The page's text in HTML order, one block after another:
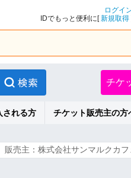
ログイ
IDでもっと便利に[新規取得
チケ
される方 チケット販売主の方
販売主：株式会社サンマルクカフ